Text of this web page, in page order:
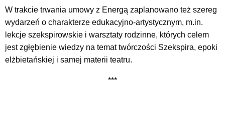
W trakcie trwania umowy z Energą zaplanowano też szereg
wydarzeń o charakterze edukacyjno-artystycznym, m.in.
lekcje szekspirowskie i warsztaty rodzinne, których celem
jest zgłębienie wiedzy na temat twórczości Szekspira, epoki
elżbietańskiej i samej materii teatru.
***